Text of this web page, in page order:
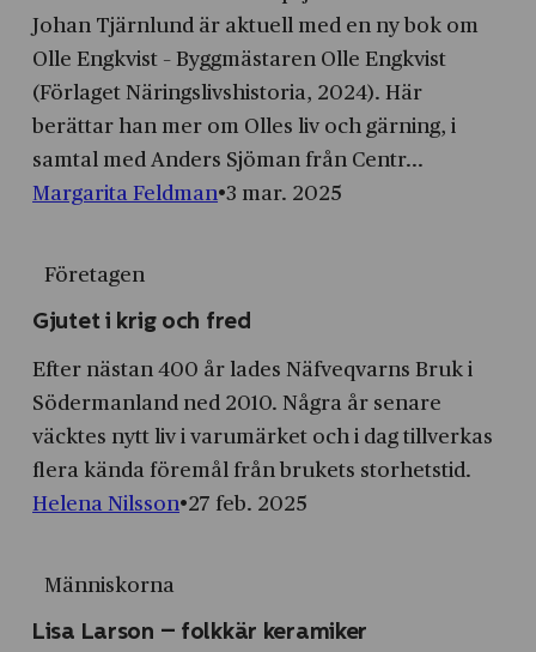
Johan Tjärnlund är aktuell med en ny bok om
Olle Engkvist – Byggmästaren Olle Engkvist
(Förlaget Näringslivshistoria, 2024). Här
berättar han mer om Olles liv och gärning, i
samtal med Anders Sjöman från Centr...
Margarita Feldman 3 mar. 2025
Företagen
Gjutet i krig och fred
Efter nästan 400 år lades Näfveqvarns Bruk i
Södermanland ned 2010. Några år senare
väcktes nytt liv i varu­märket och i dag tillverkas
flera kända föremål från brukets storhetstid.
Helena Nilsson 27 feb. 2025
Människorna
Lisa Larson – folkkär keramiker